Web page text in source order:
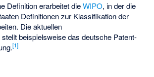
Definition erarbeitet dieWIPO, in der die
Definitionen zur Klassifikation der
Die aktuellen
beispielsweise das deutsche Patent-
[1]